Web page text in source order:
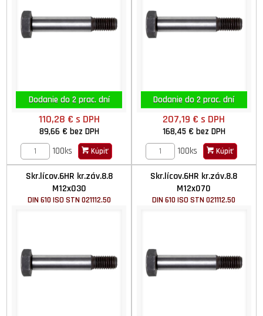
Dodanie do 2 prac. dní
110,28 € s DPH
89,66 € bez DPH
100ks
Kúpiť
Dodanie do 2 prac. dní
207,19 €s DPH
168,45 € bez DPH
100ks
Kúpiť
Skr.lícov.6HR kr.záv.8.8
M12x030
DIN 610 ISO STN 021112.50
Skr.lícov.6HR kr.záv.8.8
M12x070
DIN 610 ISO STN 021112.50